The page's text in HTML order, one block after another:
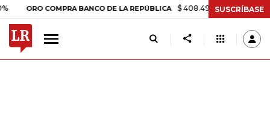
ORO COMPRA BANCO DE LA REPÚBLICA $ 408.498,97 +$ 8.753,81
SUSCRÍBASE